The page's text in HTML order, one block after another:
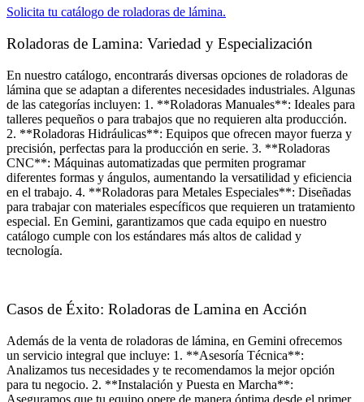
Solicita tu catálogo de roladoras de lámina.
Roladoras de Lamina: Variedad y Especialización​
En nuestro catálogo, encontrarás diversas opciones de roladoras de
lámina que se adaptan a diferentes necesidades industriales. Algunas
de las categorías incluyen: 1. **Roladoras Manuales**: Ideales para
talleres pequeños o para trabajos que no requieren alta producción.
2. **Roladoras Hidráulicas**: Equipos que ofrecen mayor fuerza y
precisión, perfectas para la producción en serie. 3. **Roladoras
CNC**: Máquinas automatizadas que permiten programar
diferentes formas y ángulos, aumentando la versatilidad y eficiencia
en el trabajo. 4. **Roladoras para Metales Especiales**: Diseñadas
para trabajar con materiales específicos que requieren un tratamiento
especial. En Gemini, garantizamos que cada equipo en nuestro
catálogo cumple con los estándares más altos de calidad y
tecnología.
Casos de Éxito: Roladoras de Lamina en Acción
Además de la venta de roladoras de lámina, en Gemini ofrecemos
un servicio integral que incluye: 1. **Asesoría Técnica**:
Analizamos tus necesidades y te recomendamos la mejor opción
para tu negocio. 2. **Instalación y Puesta en Marcha**: